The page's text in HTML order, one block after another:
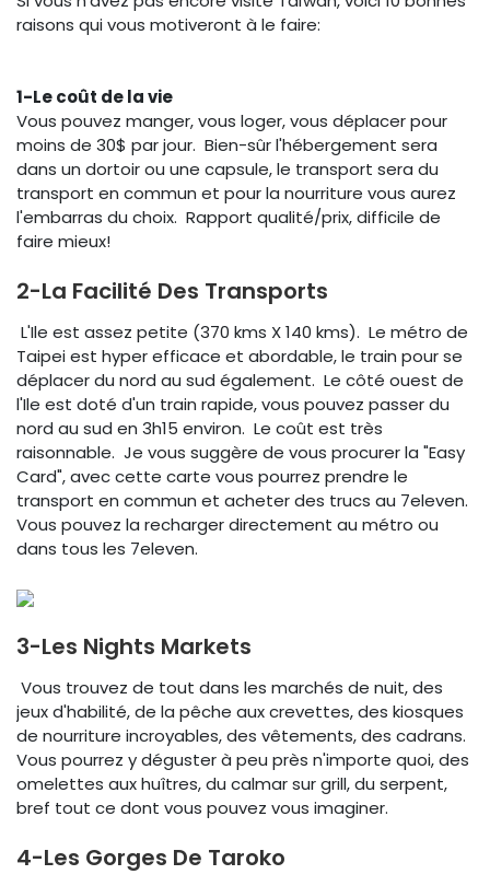
raisons qui vous motiveront à le faire:
1-Le coût de la vie
Vous pouvez manger, vous loger, vous déplacer pour
moins de 30$ par jour. Bien-sûr l'hébergement sera
dans un dortoir ou une capsule, le transport sera du
transport en commun et pour la nourriture vous aurez
l'embarras du choix. Rapport qualité/prix, difficile de
faire mieux!
2-La Facilité Des Transports
L'Ile est assez petite (370 kms X 140 kms). Le métro de
Taipei est hyper efficace et abordable, le train pour se
déplacer du nord au sud également. Le côté ouest de
l'Ile est doté d'un train rapide, vous pouvez passer du
nord au sud en 3h15 environ. Le coût est très
raisonnable. Je vous suggère de vous procurer la "Easy
Card", avec cette carte vous pourrez prendre le
transport en commun et acheter des trucs au 7eleven.
Vous pouvez la recharger directement au métro ou
dans tous les 7eleven.
3-Les Nights Markets
Vous trouvez de tout dans les marchés de nuit, des
jeux d'habilité, de la pêche aux crevettes, des kiosques
de nourriture incroyables, des vêtements, des cadrans.
Vous pourrez y déguster à peu près n'importe quoi, des
omelettes aux huîtres, du calmar sur grill, du serpent,
bref tout ce dont vous pouvez vous imaginer.
4-Les Gorges De Taroko